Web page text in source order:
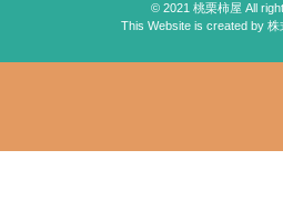
© 2021 桃栗柿屋 All
This Website is created by 株